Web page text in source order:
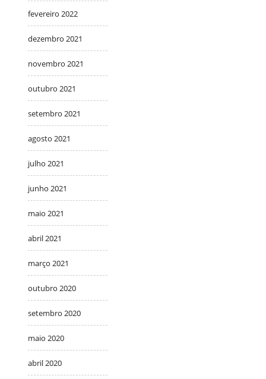
fevereiro 2022
dezembro 2021
novembro 2021
outubro 2021
setembro 2021
agosto 2021
julho 2021
junho 2021
maio 2021
abril 2021
março 2021
outubro 2020
setembro 2020
maio 2020
abril 2020